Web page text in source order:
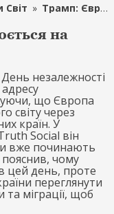
Світ » Трамп: Європа перетворюється на країну Третього світу
на
незалежності
що Європа
світу через
країн. У
Social він
вже починають
чому
цей день, проте
переглянути
та міграції, щоб